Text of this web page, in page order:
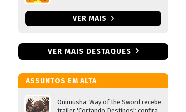
VER MAIS
VER MAIS DESTAQUES
ASSUNTOS EM ALTA
Onimusha: Way of the Sword recebe